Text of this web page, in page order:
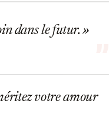
dans le futur.
votre amour